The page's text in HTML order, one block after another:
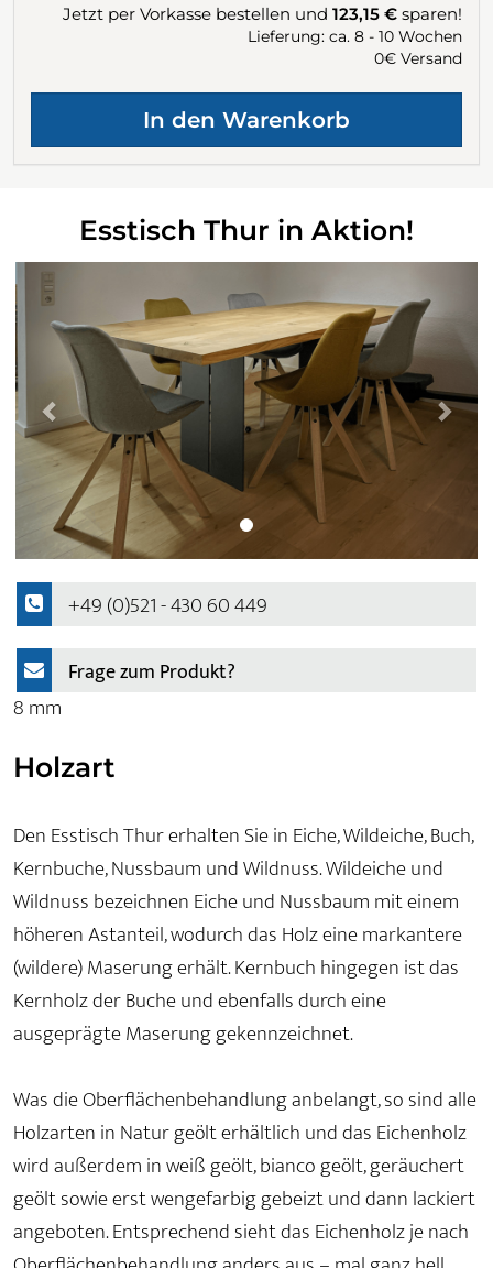
Jetzt per Vorkasse bestellen und 123,15 € sparen!
Lieferung: ca. 8 - 10 Wochen
0€ Versand
Esstisch Thur in Aktion!
+49 (0)521 - 430 60 449
Frage zum Produkt?
8 mm
Holzart
Den Esstisch Thur erhalten Sie in Eiche, Wildeiche, Buch,
Kernbuche, Nussbaum und Wildnuss. Wildeiche und
Wildnuss bezeichnen Eiche und Nussbaum mit einem
höheren Astanteil, wodurch das Holz eine markantere
(wildere) Maserung erhält. Kernbuch hingegen ist das
Kernholz der Buche und ebenfalls durch eine
ausgeprägte Maserung gekennzeichnet.
Was die Oberflächenbehandlung anbelangt, so sind alle
Holzarten in Natur geölt erhältlich und das Eichenholz
wird außerdem in weiß geölt, bianco geölt, geräuchert
geölt sowie erst wengefarbig gebeizt und dann lackiert
angeboten. Entsprechend sieht das Eichenholz je nach